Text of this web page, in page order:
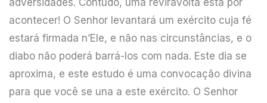
adversidades. Contudo, uma reviravolta está por
acontecer! O Senhor levantará um exército cuja fé
estará firmada n’Ele, e não nas circunstâncias, e o
diabo não poderá barrá-los com nada. Este dia se
aproxima, e este estudo é uma convocação divina
para que você se una a este exército. O Senhor